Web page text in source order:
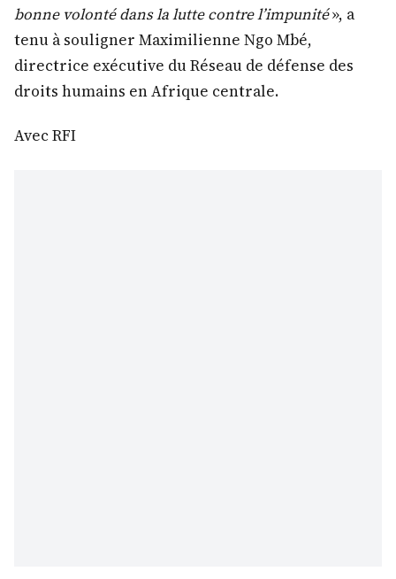
bonne volonté dans la lutte contre l’impunité», a
tenu à souligner Maximilienne Ngo Mbé,
directrice exécutive du Réseau de défense des
droits humains en Afrique centrale.
Avec RFI